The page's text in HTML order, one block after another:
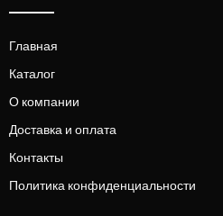
Главная
Каталог
О компании
Доставка и оплата
Контакты
Политика конфиденциальности